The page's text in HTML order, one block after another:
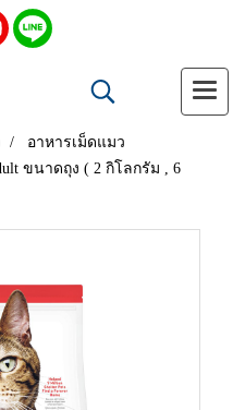
อาหารเม็ดแมว
ขนาดถุง ( 2 กิโลกรัม , 6